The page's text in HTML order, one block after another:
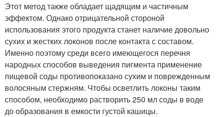
Этот метод также обладает щадящим и частичным
эффектом. Однако отрицательной стороной
использования этого продукта станет наличие довольно
сухих и жестких локонов после контакта с составом.
Именно поэтому среди всего имеющегося перечня
народных способов выведения пигмента применение
пищевой соды противопоказано сухим и поврежденным
волосяным стержням. Чтобы осветлить локоны таким
способом, необходимо растворить 250 мл соды в воде
до образования в емкости густой кашицы.